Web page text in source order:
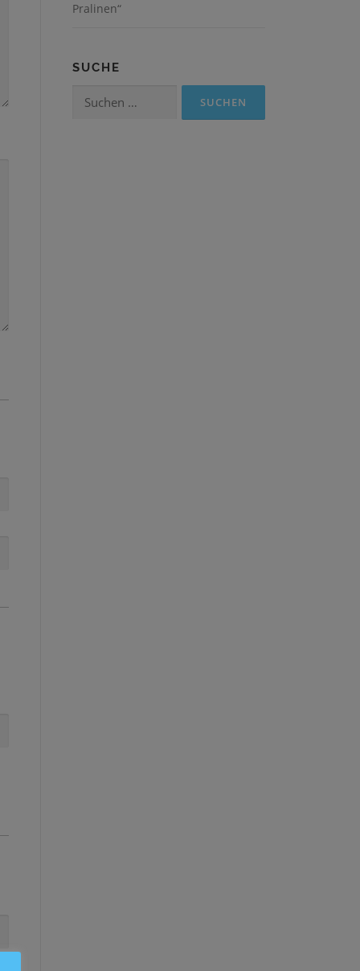
Pralinen“
SUCHE
Suchen